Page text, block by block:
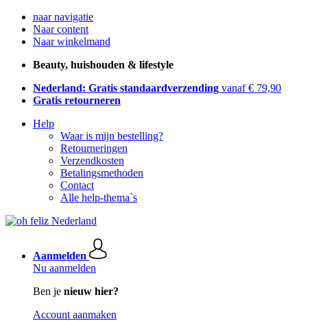
naar navigatie
Naar content
Naar winkelmand
Beauty, huishouden & lifestyle
Nederland: Gratis standaardverzending vanaf € 79,90
Gratis retourneren
Help
Waar is mijn bestelling?
Retourneringen
Verzendkosten
Betalingsmethoden
Contact
Alle help-thema`s
Aanmelden
Nu aanmelden
Ben je nieuw hier?
Account aanmaken